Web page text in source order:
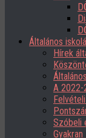
Általános
Hírek
A 2022-
Szóbeli